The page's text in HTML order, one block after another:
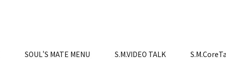
SOUL'S MATE MENU S.M.VIDEO TALK